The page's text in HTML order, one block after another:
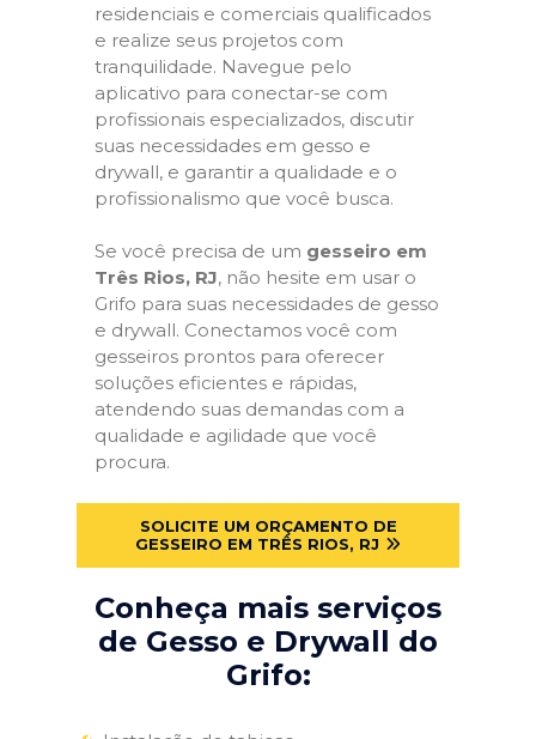
residenciais e comerciais qualificados
e realize seus projetos com
tranquilidade. Navegue pelo
aplicativo para conectar-se com
profissionais especializados, discutir
suas necessidades em gesso e
drywall, e garantir a qualidade e o
profissionalismo que você busca.
Se você precisa de um gesseiro em
Três Rios, RJ, não hesite em usar o
Grifo para suas necessidades de gesso
e drywall. Conectamos você com
gesseiros prontos para oferecer
soluções eficientes e rápidas,
atendendo suas demandas com a
qualidade e agilidade que você
procura.
SOLICITE UM ORÇAMENTO DE
GESSEIRO EM TRÊS RIOS, RJ
Conheça mais serviços
de Gesso e Drywall do
Grifo: